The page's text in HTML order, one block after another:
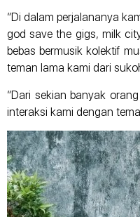
“Di dalam perjalananya
god save the gigs, milk
bebas bermusik kolektif
teman lama kami dari
“Dari sekian banyak
interaksi kami dengan